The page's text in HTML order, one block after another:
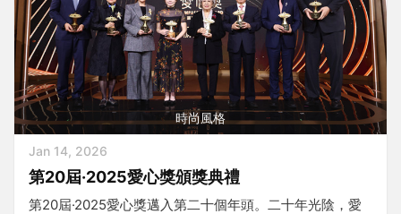
時尚風格
Jan 14, 2026
第20屆·2025愛心獎頒獎典禮
第20屆·2025愛心獎邁入第二十個年頭。二十年光陰，愛